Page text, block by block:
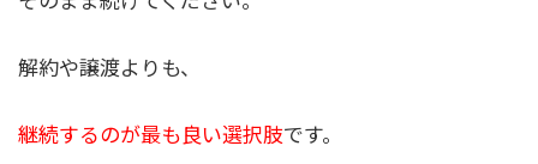
解約や譲渡よりも、
継続するのが最も良い選択肢です。